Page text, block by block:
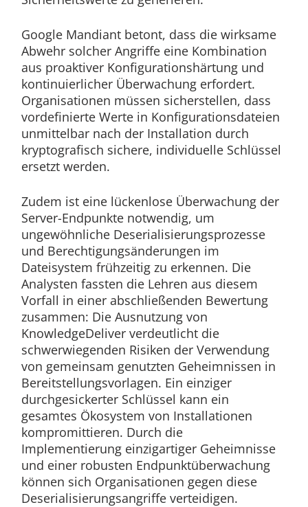
Google Mandiant betont, dass die wirksame
Abwehr solcher Angriffe eine Kombination
aus proaktiver Konfigurationshärtung und
kontinuierlicher Überwachung erfordert.
Organisationen müssen sicherstellen, dass
vordefinierte Werte in Konfigurationsdateien
unmittelbar nach der Installation durch
kryptografisch sichere, individuelle Schlüssel
ersetzt werden.
Zudem ist eine lückenlose Überwachung der
Server-Endpunkte notwendig, um
ungewöhnliche Deserialisierungsprozesse
und Berechtigungsänderungen im
Dateisystem frühzeitig zu erkennen. Die
Analysten fassten die Lehren aus diesem
Vorfall in einer abschließenden Bewertung
zusammen: Die Ausnutzung von
KnowledgeDeliver verdeutlicht die
schwerwiegenden Risiken der Verwendung
von gemeinsam genutzten Geheimnissen in
Bereitstellungsvorlagen. Ein einziger
durchgesickerter Schlüssel kann ein
gesamtes Ökosystem von Installationen
kompromittieren. Durch die
Implementierung einzigartiger Geheimnisse
und einer robusten Endpunktüberwachung
können sich Organisationen gegen diese
Deserialisierungsangriffe verteidigen.